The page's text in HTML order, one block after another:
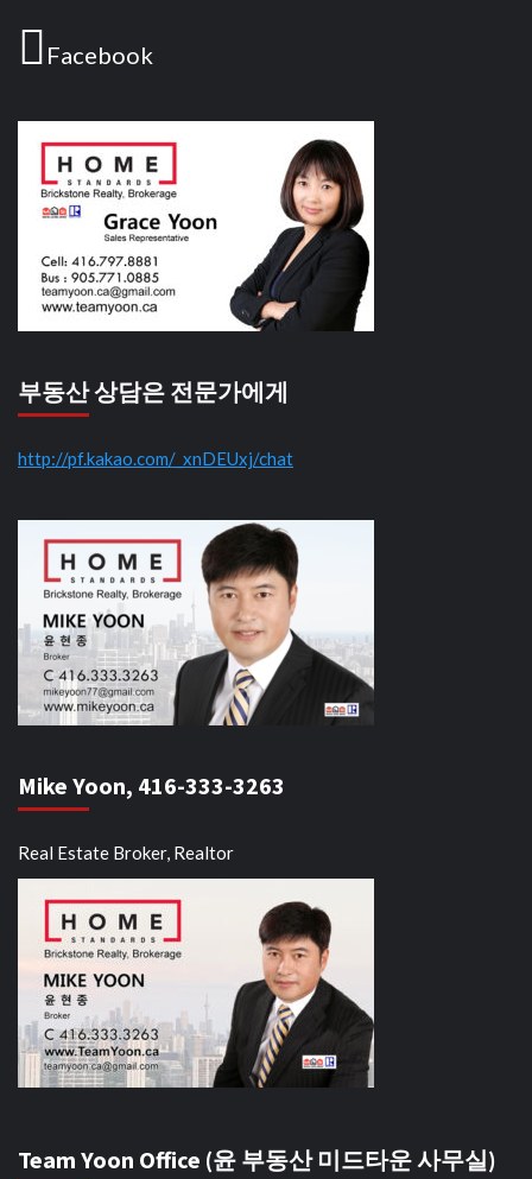
Facebook
부동산 상담은 전문가에게
http://pf.kakao.com/_xnDEUxj/chat
Mike Yoon, 416-333-3263
Real Estate Broker, Realtor
Team Yoon Office (윤 부동산 미드타운 사무실)